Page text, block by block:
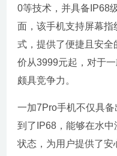
0等技术，并具备IP68
面，该手机支持屏幕
式，提供了便捷且安全
价从3999元起，对于
颇具竞争力。
一加7Pro手机不仅具
到了IP68，能够在水
状态，为用户提供了